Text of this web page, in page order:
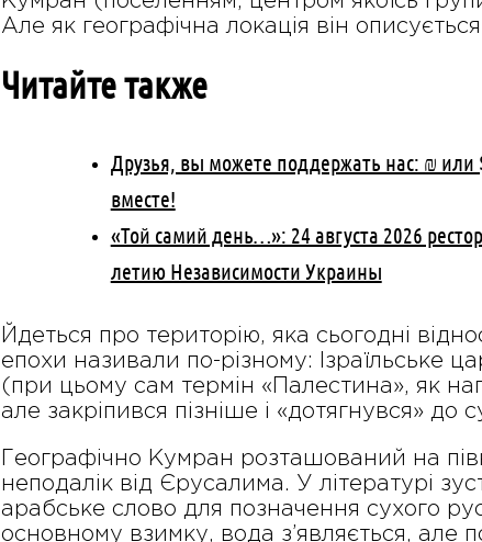
Але як географічна локація він описується
Читайте также
Друзья, вы можете поддержать нас: ₪ или
вместе!
«Той самий день…»: 24 августа 2026
летию Независимости Украины
Йдеться про територію, яка сьогодні
епохи називали по-різному: Ізраїльське
(при цьому сам термін «Палестина», як
але закріпився пізніше і «дотягнувся» до
Географічно Кумран розташований на
неподалік від Єрусалима. У літературі
арабське слово для позначення сухого
основному взимку, вода з’являється, але